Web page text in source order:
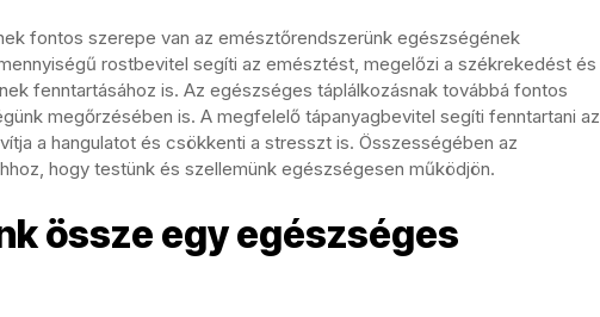
fontos szerepe van az emésztőrendszerünk egészségének
rostbevitel segíti az emésztést, megelőzi a székrekedést és
fenntartásához is. Az egészséges táplálkozásnak továbbá fontos
megőrzésében is. A megfelelő tápanyagbevitel segíti fenntartani az
a hangulatot és csökkenti a stresszt is. Összességében az
hogy testünk és szellemünk egészségesen működjön.
össze egy egészséges